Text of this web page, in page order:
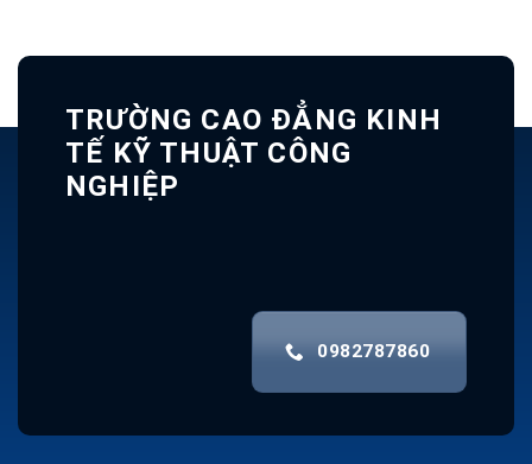
TRƯỜNG CAO ĐẲNG KINH
TẾ KỸ THUẬT CÔNG
NGHIỆP
0982787860